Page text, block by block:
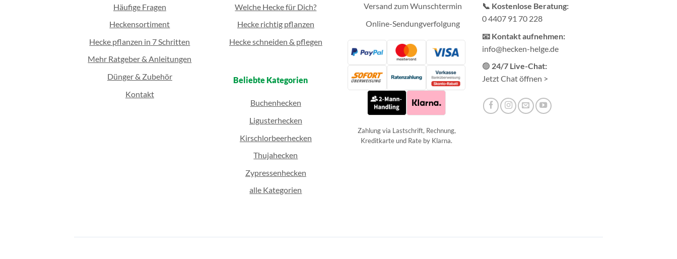
Häufige Fragen
Heckensortiment
Hecke pflanzen in 7 Schritten
Mehr Ratgeber & Anleitungen
Dünger & Zubehör
Kontakt
Welche Hecke für Dich?
Hecke richtig pflanzen
Hecke schneiden & pflegen
Beliebte Kategorien
Buchenhecken
Ligusterhecken
Kirschlorbeerhecken
Thujahecken
Zypressenhecken
alle Kategorien
Versand zum Wunschtermin
Online-Sendungverfolgung
Zahlung via Lastschrift, Rechnung,
Kreditkarte und Rate by Klarna.
📞 Kostenlose Beratung:
0 4407 91 70 228
📧 Kontakt aufnehmen:
info@hecken-helge.de
🟢 24/7 Live-Chat:
Jetzt Chat öffnen >